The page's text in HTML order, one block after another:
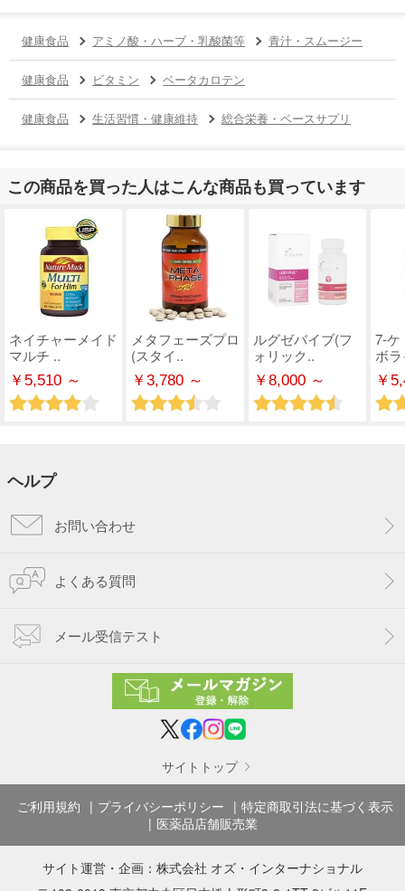
健康食品 アミノ酸・ハーブ・乳酸菌等 青汁・スムージー
健康食品 ビタミン ベータカロテン
健康食品 生活習慣・健康維持 総合栄養・ベースサプリ
この商品を買った人はこんな商品も買っています
ネイチャーメイド
マルチ ..
￥5,510 ～
メタフェーズプロ
(スタイ..
￥3,780 ～
ルグゼバイブ(フ
ォリック..
￥8,000 ～
7-ケ
ボ
￥
ヘルプ
お問い合わせ
よくある質問
メール受信テスト
サイトトップ
ご利用規約 プライバシーポリシー
特定商取引法に基づく表示
医薬品店舗販売業
サイト運営・企画： 株式会社 オズ・インターナショナル